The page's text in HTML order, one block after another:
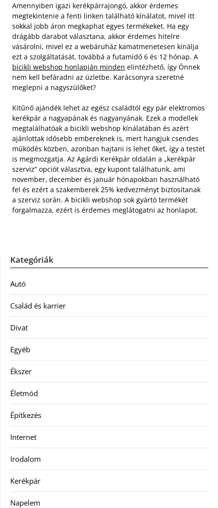
Amennyiben igazi kerékpárrajongó, akkor érdemes
megtekintenie a fenti linken található kínálatot, mivel itt
sokkal jobb áron megkaphat egyes termékeket. Ha egy
drágább darabot választana, akkor érdemes hitelre
vásárolni, mivel ez a webáruház kamatmenetesen kínálja
ezt a szolgáltatását, továbbá a futamidő 6 és 12 hónap. A
bicikli webshop honlapján minden elintézhető, így Önnek
nem kell befáradni az üzletbe. Karácsonyra szeretné
meglepni a nagyszülőket?
Kitűnő ajándék lehet az egész családtól egy pár elektromos
kerékpár a nagyapának és nagyanyának. Ezek a modellek
megtalálhatóak a bicikli webshop kínálatában és azért
ajánlottak idősebb embereknek is, mert hangjuk csendes
működés közben, azonban hajtani is lehet őket, így a testet
is megmozgatja. Az Agárdi Kerékpár oldalán a „kerékpár
szerviz” opciót választva, egy kupont találhatunk, ami
november, december és január hónapokban használható
fel és ezért a szakemberek 25% kedvezményt biztosítanak
a szerviz során. A bicikli webshop sok gyártó termékét
forgalmazza, ezért is érdemes meglátogatni az honlapot.
Kategóriák
Autó
Család és karrier
Divat
Egyéb
Ékszer
Életmód
Építkezés
Internet
Irodalom
Kerékpár
Napelem